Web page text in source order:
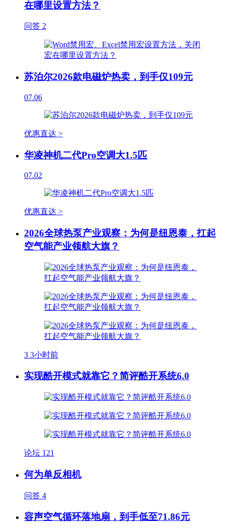
在哪里设置方法？
问答 2
苏泊尔2026款电磁炉热卖，到手仅109元
07.06
优惠直达 >
华凌神机二代Pro空调大1.5匹
07.02
优惠直达 >
2026全球热泵产业观察：为何是纽恩泰，扛起
空气能产业领航大旗？
3 3小时前
实现酷开模式就靠它？简评酷开系统6.0
论坛 121
何为单反相机
问答 4
容声空气循环落地扇，到手低至71.86元